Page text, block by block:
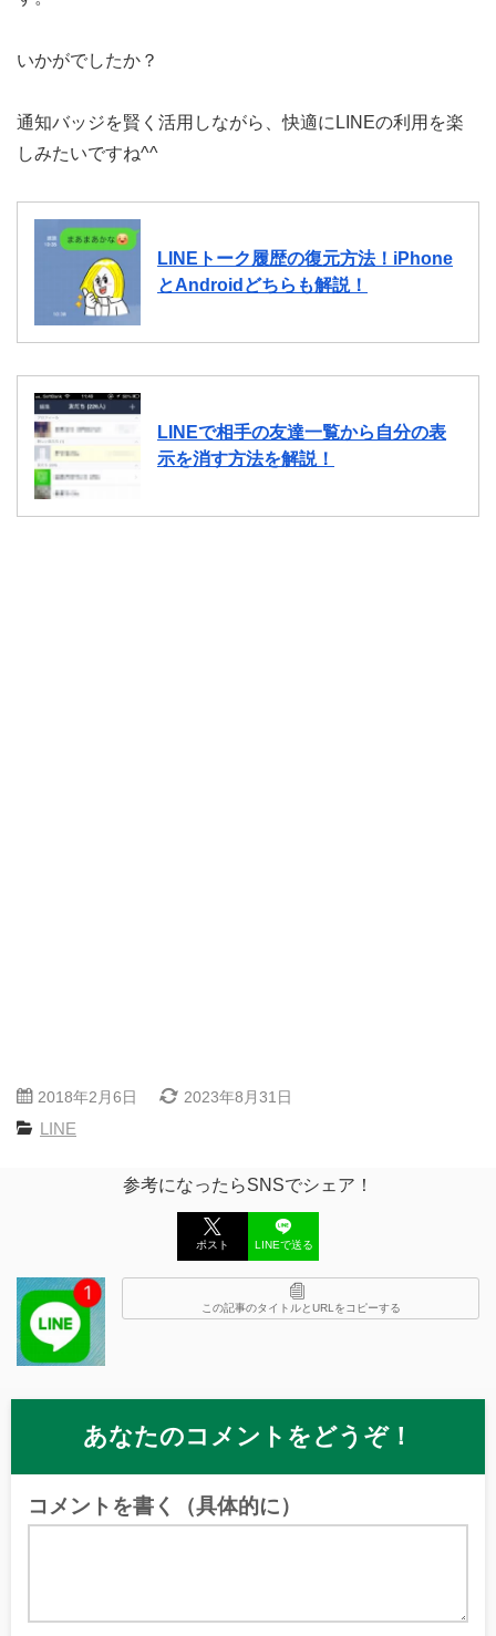
いかがでしたか？
通知バッジを賢く活用しながら、快適にLINEの利用を楽
しみたいですね^^
LINEトーク履歴の復元方法！iPhone
とAndroidどちらも解説！
LINEで相手の友達一覧から自分の表
示を消す方法を解説！
2018年2月6日 2023年8月31日
LINE
参考になったらSNSでシェア！
ポスト LINEで送る
この記事のタイトルとURLをコピーする
あなたのコメントをどうぞ！
コメントを書く（具体的に）